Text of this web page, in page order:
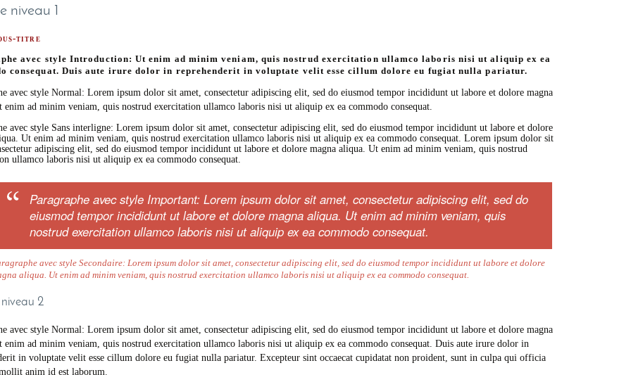
niveau 1
titre
avec style Introduction: Ut enim ad minim veniam, quis nostrud exercitation ullamco laboris nisi ut aliquip ex ea
consequat. Duis aute irure dolor in reprehenderit in voluptate velit esse cillum dolore eu fugiat nulla pariatur.
avec style Normal: Lorem ipsum dolor sit amet, consectetur adipiscing elit, sed do eiusmod tempor incididunt ut labore et dolore magna
enim ad minim veniam, quis nostrud exercitation ullamco laboris nisi ut aliquip ex ea commodo consequat.
avec style Sans interligne: Lorem ipsum dolor sit amet, consectetur adipiscing elit, sed do eiusmod tempor incididunt ut labore et dolore
Ut enim ad minim veniam, quis nostrud exercitation ullamco laboris nisi ut aliquip ex ea commodo consequat. Lorem ipsum dolor sit
adipiscing elit, sed do eiusmod tempor incididunt ut labore et dolore magna aliqua. Ut enim ad minim veniam, quis nostrud
ullamco laboris nisi ut aliquip ex ea commodo consequat.
Paragraphe avec style Important: Lorem ipsum dolor sit amet, consectetur adipiscing elit, sed do
eiusmod tempor incididunt ut labore et dolore magna aliqua. Ut enim ad minim veniam, quis
nostrud exercitation ullamco laboris nisi ut aliquip ex ea commodo consequat.
avec style Secondaire: Lorem ipsum dolor sit amet, consectetur adipiscing elit, sed do eiusmod tempor incididunt ut labore et dolore
aliqua. Ut enim ad minim veniam, quis nostrud exercitation ullamco laboris nisi ut aliquip ex ea commodo consequat.
niveau 2
avec style Normal: Lorem ipsum dolor sit amet, consectetur adipiscing elit, sed do eiusmod tempor incididunt ut labore et dolore magna
enim ad minim veniam, quis nostrud exercitation ullamco laboris nisi ut aliquip ex ea commodo consequat. Duis aute irure dolor in
in voluptate velit esse cillum dolore eu fugiat nulla pariatur. Excepteur sint occaecat cupidatat non proident, sunt in culpa qui officia
anim id est laborum.